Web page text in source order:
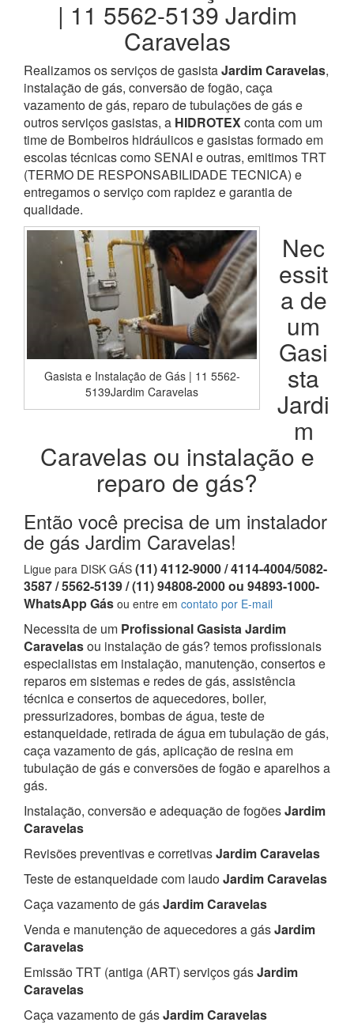
| 11 5562-5139 Jardim
Caravelas
Realizamos os serviços de gasistaJardim Caravelas,
instalação de gás, conversão de fogão, caça
vazamento de gás, reparo de tubulações de gás e
outros serviços gasistas, a HIDROTEXconta com um
time de Bombeiros hidráulicos e gasistas formado em
escolas técnicas como SENAI e outras, emitimos TRT
(TERMO DE RESPONSABILIDADE TECNICA) e
entregamos o serviço com rapidez e garantia de
qualidade.
Gasista e Instalação de Gás | 11 5562-
5139Jardim Caravelas
Nec
essit
a de
um
Gasi
sta
Jardi
m
Caravelas ou instalação e
reparo de gás?
Então você precisa de um instalador
de gás Jardim Caravelas!
Ligue para DISK GÁS (11) 4112-9000 / 4114-4004/5082-
3587 / 5562-5139 / (11) 94808-2000 ou 94893-1000-
WhatsApp Gás ou entre em contato por E-mail
Necessita de um Profissional Gasista Jardim
Caravelasou instalação de gás? temos profissionais
especialistas em instalação, manutenção, consertos e
reparos em sistemas e redes de gás, assistência
técnica e consertos de aquecedores, boiler,
pressurizadores, bombas de água, teste de
estanqueidade, retirada de água em tubulação de gás,
caça vazamento de gás, aplicação de resina em
tubulação de gás e conversões de fogão e aparelhos a
gás.
Instalação, conversão e adequação de fogõesJardim
Caravelas
Revisões preventivas e corretivasJardim Caravelas
Teste de estanqueidade com laudoJardim Caravelas
Caça vazamento de gásJardim Caravelas
Venda e manutenção de aquecedores a gásJardim
Caravelas
Emissão TRT (antiga (ART) serviços gásJardim
Caravelas
Caça vazamento de gásJardim Caravelas